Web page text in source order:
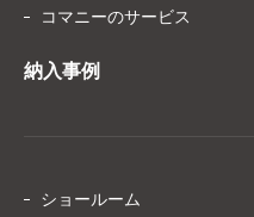
コマニーのサービス
納入事例
ショールーム